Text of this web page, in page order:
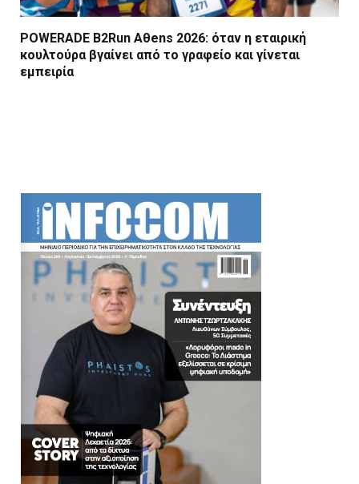
POWERADE B2Run Aθens 2026: όταν η εταιρική
κουλτούρα βγαίνει από το γραφείο και γίνεται
εμπειρία